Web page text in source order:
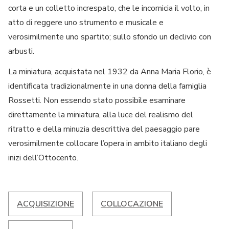
corta e un colletto increspato, che le incornicia il volto, in
atto di reggere uno strumento e musicale e
verosimilmente uno spartito; sullo sfondo un declivio con
arbusti.
La miniatura, acquistata nel 1932 da Anna Maria Florio, è
identificata tradizionalmente in una donna della famiglia
Rossetti. Non essendo stato possibile esaminare
direttamente la miniatura, alla luce del realismo del
ritratto e della minuzia descrittiva del paesaggio pare
verosimilmente collocare l’opera in ambito italiano degli
inizi dell’Ottocento.
ACQUISIZIONE COLLOCAZIONE